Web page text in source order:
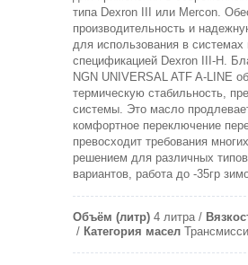
типа Dexron III или Mercon.
производительность и
для использования в
спецификацией Dexron III-H.
NGN UNIVERSAL ATF A-LINE
термическую стабильность,
системы. Это масло
комфортное переключение
превосходит требования
решением для различных
вариантов, работа до -35гр
Объём (литр) 4 литра
Категория масел